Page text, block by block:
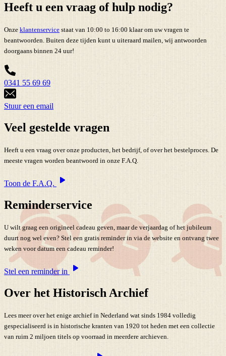
Heeft u een vraag of hulp nodig?
Onze klantenservice staat van 10:00 to 16:00 klaar om uw vragen te
beantwoorden. Buiten deze tijden kunt u uiteraard mailen, wij antwoorden
doorgaans binnen 24 uur!
0341 55 69 69
Stuur een email
Veel gestelde vragen
Heeft u een vraag over onze producten, het bedrijf, of over het bestelproces. De
meeste vragen worden beantwoord in onze F.A.Q.
Toon de F.A.Q.
Reminderservice
U wilt graag een origineel cadeau geven, maar de verjaardag of het jubileum
duurt nog wel even? Stel een gratis reminder in via de website en ontvang twee
weken voor datum een cadeau reminder!
Stel een reminder in
Over het Historisch Archief
Lees meer over het enige archief in Nederland wat sinds 1984 volledig
gespecialiseerd is in historische kranten van 1920 tot heden met een collectie
van ruim 2 miljoen titels op voorraad in meerdere archieven.